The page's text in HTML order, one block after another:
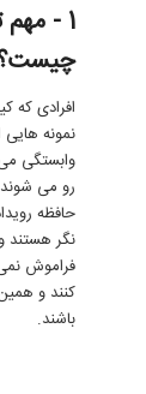
1 -
افرادی که
نمونه
وابستگی می
رو می
حافظه
نگر هستند
فراموش
کنند و
باشند.